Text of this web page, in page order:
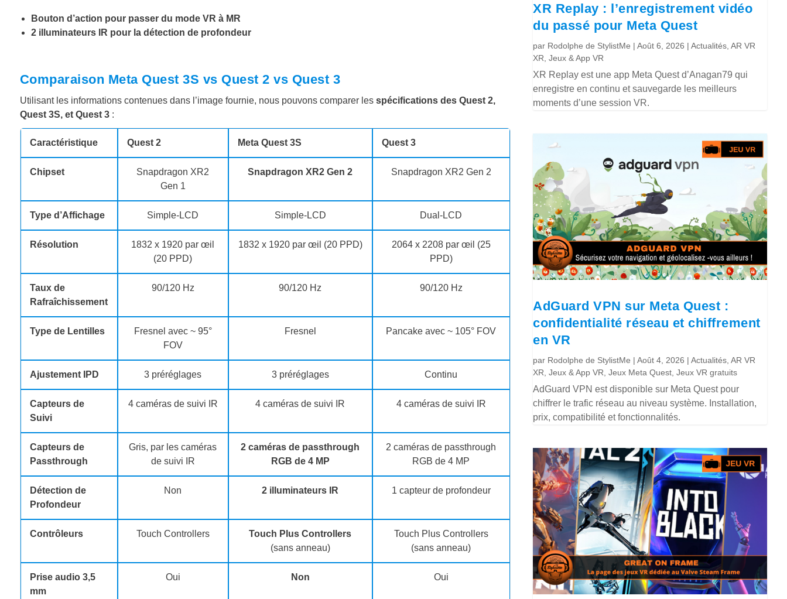
Bouton d’action pour passer du mode VR à MR
2 illuminateurs IR pour la détection de profondeur
Comparaison Meta Quest 3S vs Quest 2 vs Quest 3
Utilisant les informations contenues dans l’image fournie, nous pouvons comparer les spécifications des Quest 2,
Quest 3S, et Quest 3:
Caractéristique Quest 2 Meta Quest 3S Quest 3
Chipset
Snapdragon XR2
Gen 1
Snapdragon XR2 Gen 2 Snapdragon XR2 Gen 2
Type d’Affichage Simple-LCD Simple-LCD Dual-LCD
Résolution
1832 x 1920 par œil
(20 PPD)
1832 x 1920 par œil (20 PPD)
2064 x 2208 par œil (25
PPD)
Taux de
Rafraîchissement
90/120 Hz 90/120 Hz 90/120 Hz
Type de Lentilles
Fresnel avec ~ 95°
FOV
Fresnel Pancake avec ~ 105° FOV
Ajustement IPD 3 préréglages 3 préréglages Continu
Capteurs de
Suivi
4 caméras de suivi IR 4 caméras de suivi IR 4 caméras de suivi IR
Capteurs de
Passthrough
Gris, par les caméras
de suivi IR
2 caméras de passthrough
RGB de 4 MP
2 caméras de passthrough
RGB de 4 MP
Détection de
Profondeur
Non 2 illuminateurs IR 1 capteur de profondeur
Contrôleurs Touch Controllers
Touch Plus Controllers
(sans anneau)
Touch Plus Controllers
(sans anneau)
Prise audio 3,5
mm
Oui Non Oui
XR Replay : l’enregistrement vidéo
du passé pour Meta Quest
par Rodolphe de StylistMe |Août 6, 2026 |Actualités ,AR VR
XR ,Jeux & App VR
XR Replay est une app Meta Quest d’Anagan79 qui
enregistre en continu et sauvegarde les meilleurs
moments d’une session VR.
AdGuard VPN sur Meta Quest :
confidentialité réseau et chiffrement
en VR
par Rodolphe de StylistMe |Août 4, 2026 |Actualités ,AR VR
XR ,Jeux & App VR ,Jeux Meta Quest ,Jeux VR gratuits
AdGuard VPN est disponible sur Meta Quest pour
chiffrer le trafic réseau au niveau système. Installation,
prix, compatibilité et fonctionnalités.